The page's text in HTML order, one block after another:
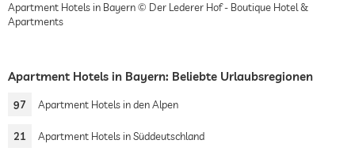
Apartment Hotels in Bayern © Der Lederer Hof - Boutique Hotel &
Apartments
Apartment Hotels in Bayern: Beliebte Urlaubsregionen
97 Apartment Hotels in den Alpen
21 Apartment Hotels in Süddeutschland